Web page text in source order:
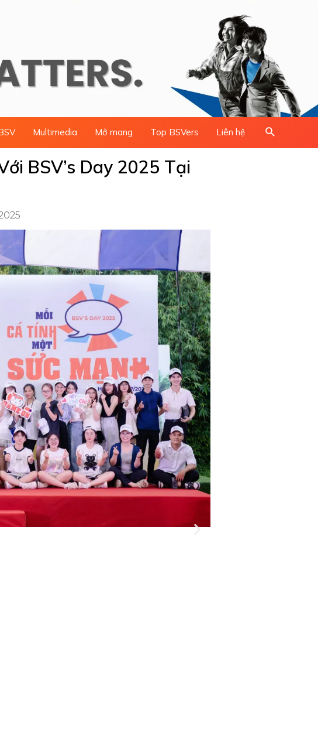
Multimedia Mở mang Top BSVers Liên hệ Search
BSV’s Day 2025 Tại